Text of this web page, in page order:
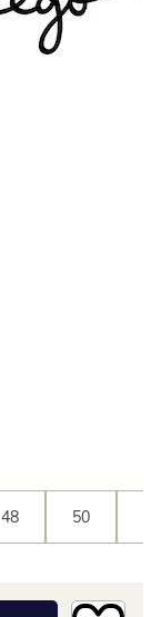
48 50